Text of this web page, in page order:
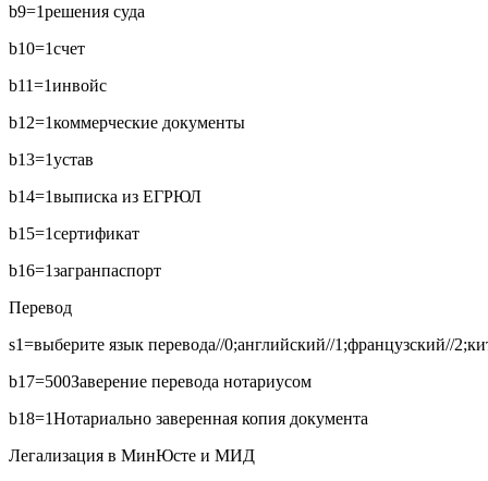
b9=1решения суда
b10=1счет
b11=1инвойс
b12=1коммерческие документы
b13=1устав
b14=1выписка из ЕГРЮЛ
b15=1сертификат
b16=1загранпаспорт
Перевод
s1=выберите язык перевода//0;английский//1;французский//
b17=500Заверение перевода нотариусом
b18=1Нотариально заверенная копия документа
Легализация в МинЮсте и МИД